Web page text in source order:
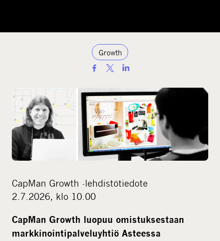
Growth
a
r
e
o
n
s
c
i
l
m
CapMan Growth -lehdistötiedote
2.7.2026, klo 10.00
CapMan Growth luopuu omistuksestaan
markkinointipalveluyhtiö Asteessa